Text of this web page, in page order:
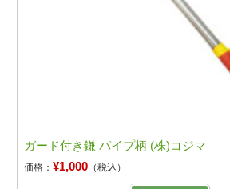
ガード付き鎌 パイプ柄 (株)コジマ
価格：¥1,000 （税込）